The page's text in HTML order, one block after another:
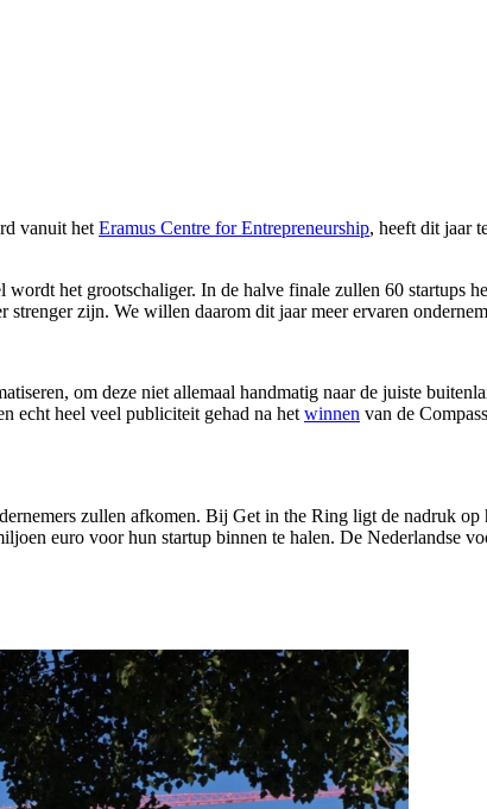
vanuit het Eramus Centre for Entrepreneurship, heeft dit jaar
het grootschaliger. In de halve finale zullen 60 startups
zijn. We willen daarom dit jaar meer ervaren
om deze niet allemaal handmatig naar de juiste
echt heel veel publiciteit gehad na het winnen van de
zullen afkomen. Bij Get in the Ring ligt de nadruk
euro voor hun startup binnen te halen. De Nederlandse